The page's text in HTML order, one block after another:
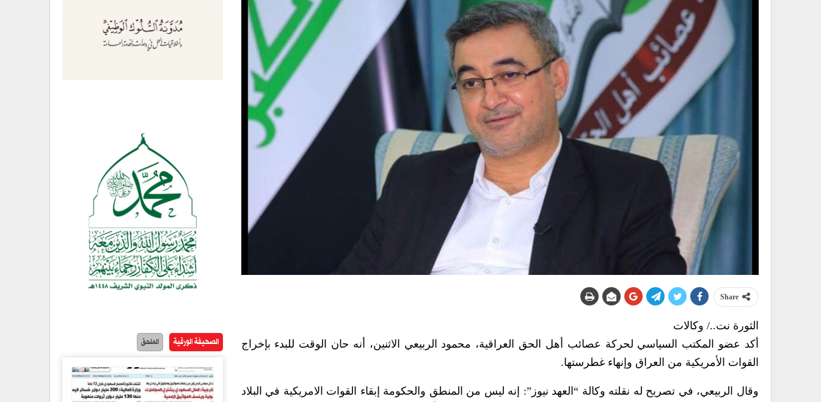
Share
الثورة نت../ وكالات
أكد عضو المكتب السياسي لحركة عصائب أهل الحق العراقية، محمود الربيعي الاثنين، أنه حان الوقت للبدء بإخراج
القوات الأمريكية من العراق وإنهاء غطرستها.
وقال الربيعي، في تصريح له نقلته وكالة “العهد نيوز”: إنه ليس من المنطق والحكومة إبقاء القوات الامريكية في البلاد
الصحيفة الورقية الملحق